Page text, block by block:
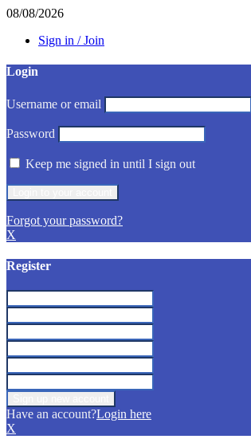
08/08/2026
Sign in / Join
Login
Username or email
Password
Keep me signed in until I sign out
Forgot your password?
X
Register
Have an account?Login here
X